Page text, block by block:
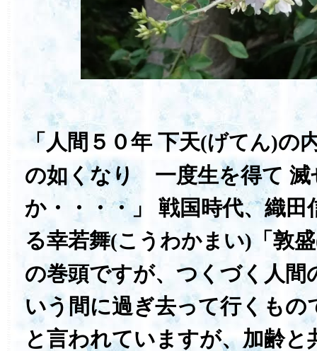
「人間５０年 下天(げてん)の
の如くなり 一度生を得て 滅
か・・・・」 戦国時代、織
る幸若舞(こうわかまい) 「敦盛
の巻頭ですが、つくづく人間
いう間に過ぎ去って行くもの
と言われていますが、加齢と